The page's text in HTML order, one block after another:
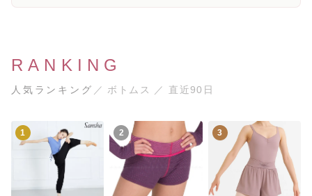
RANKING
人気ランキング ／ ボトムス ／ 直近90日
1 2 3